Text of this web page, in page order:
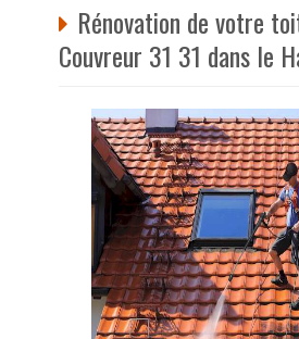
Rénovation de votre
Couvreur 31 31 dans le